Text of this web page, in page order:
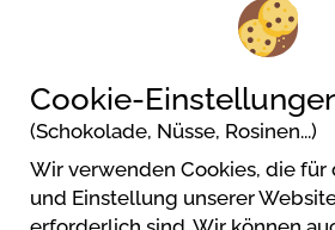
Cookie-
(Schokolade, Nüsse, Rosinen...)
Wir verwenden Cookies, die für
und Einstellung unserer